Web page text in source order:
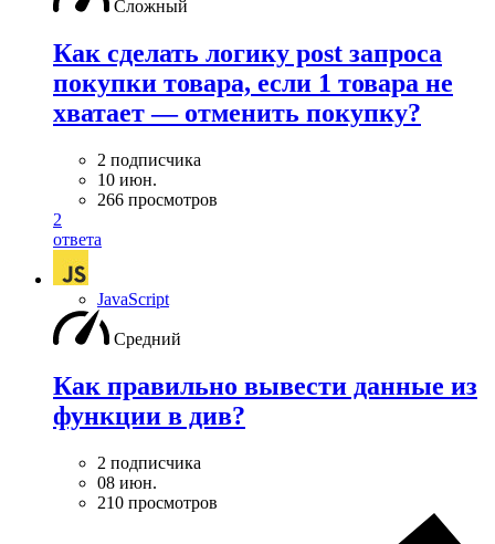
Сложный
Как сделать логику post запроса
покупки товара, если 1 товара не
хватает — отменить покупку?
2 подписчика
10 июн.
266 просмотров
2
ответа
JavaScript
Средний
Как правильно вывести данные из
функции в див?
2 подписчика
08 июн.
210 просмотров